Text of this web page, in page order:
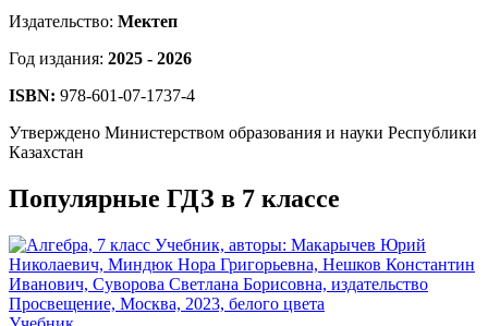
Издательство: Мектеп
Год издания: 2025 - 2026
ISBN: 978-601-07-1737-4
Утверждено Министерством образования и науки Республики
Казахстан
Популярные ГДЗ в 7 классе